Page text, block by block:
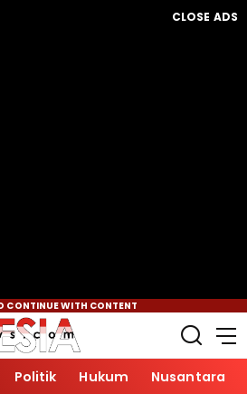
CLOSE ADS
CONTINUE WITH CONTENT
Politik Hukum Nusantara